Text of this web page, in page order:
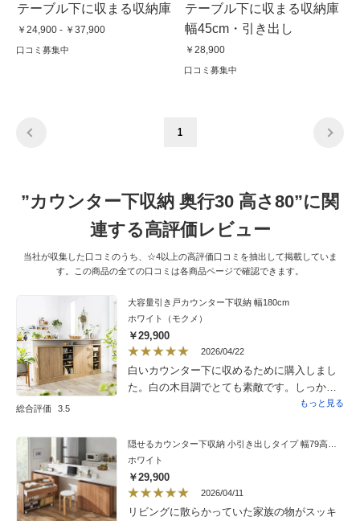
テーブル下に収まる収納庫
￥24,900 - ￥37,900
口コミ募集中
テーブル下に収まる収納庫
幅45cm・引き出し
￥28,900
口コミ募集中
1
”カウンター下収納 奥行30 高さ80”に関
連する高評価レビュー
当社が収集した口コミのうち、☆4以上の高評価口コミを抽出して掲載していま
す。この商品の全ての口コミは各商品ページで確認できます。
総合評価 3.5
大容量引き戸カウンター下収納 幅180cm
ホワイト（モクメ）
￥29,900
2026/04/22
白いカウンター下に収めるために購入しまし
た。白の木目調でとても素敵です。しっかり
していて頑丈なので、皿や本類も収納出来ま
す。
もっと見る
隠せるカウンター下収納 小引き出しタイプ 幅79高さ66cm
ホワイト
￥29,900
2026/04/11
リビングに散らかっていた家族の物がスッキ